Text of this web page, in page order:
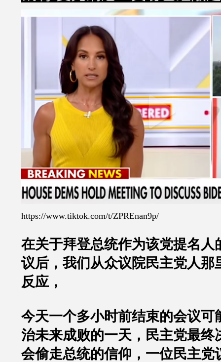
https://www.tiktok.com/t/ZPREnan9p/
在关于拜登总统作为该党提名人
议后，我们从众议院民主党人那
反应，
今天一个多小时前结束的会议可
治未来成败的一天，民主党最终
会偷走总统的信仰，一位民主党